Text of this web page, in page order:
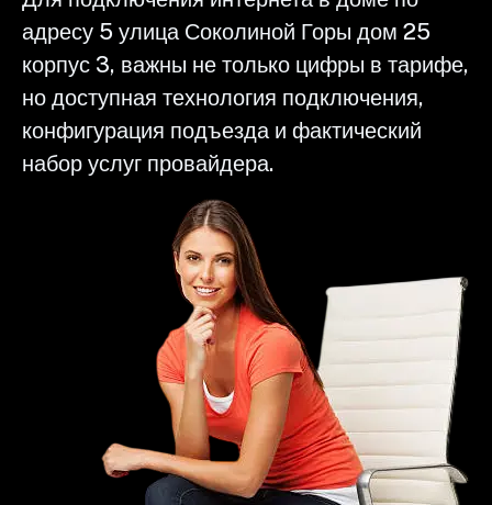
адресу 5 улица Соколиной Горы дом 25
корпус 3, важны не только цифры в тарифе,
но доступная технология подключения,
конфигурация подъезда и фактический
набор услуг провайдера.